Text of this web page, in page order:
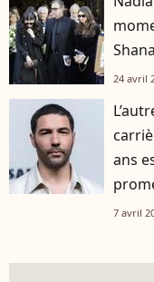
24 avril
ans
7 avril